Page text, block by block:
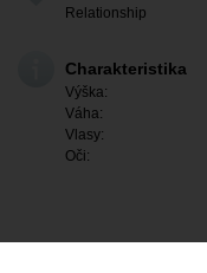
Relationship
Charakteristika
Výška:
Váha:
Vlasy:
Oči: